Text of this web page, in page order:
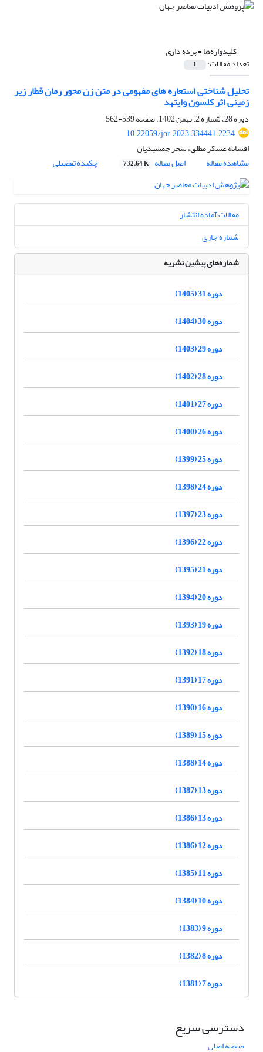
کلیدواژه‌ها =برده داری
تعداد مقالات: 1
تحلیل شناختی استعاره های مفهومی در متن زن محور رمان قطار زیر
زمینی اثر کلسون وایتهد
دوره 28، شماره 2، بهمن 1402، صفحه
539-562
10.22059/jor.2023.334441.2234
افسانه عسکر مطلق، سحر جمشیدیان
مشاهده مقاله
اصل مقاله 732.64 K چکیده تفصیلی
مقالات آماده انتشار
شماره جاری
شماره‌های پیشین نشریه
دوره 31 (1405)
دوره 30 (1404)
دوره 29 (1403)
دوره 28 (1402)
دوره 27 (1401)
دوره 26 (1400)
دوره 25 (1399)
دوره 24 (1398)
دوره 23 (1397)
دوره 22 (1396)
دوره 21 (1395)
دوره 20 (1394)
دوره 19 (1393)
دوره 18 (1392)
دوره 17 (1391)
دوره 16 (1390)
دوره 15 (1389)
دوره 14 (1388)
دوره 13 (1387)
دوره 13 (1386)
دوره 12 (1386)
دوره 11 (1385)
دوره 10 (1384)
دوره 9 (1383)
دوره 8 (1382)
دوره 7 (1381)
دسترسی سریع
صفحه اصلی